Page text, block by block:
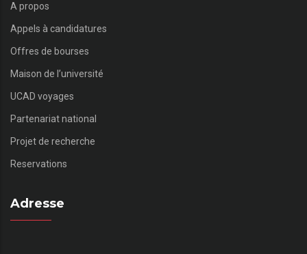
A propos
Appels à candidatures
Offres de bourses
Maison de l’université
UCAD voyages
Partenariat national
Projet de recherche
Reservations
Adresse